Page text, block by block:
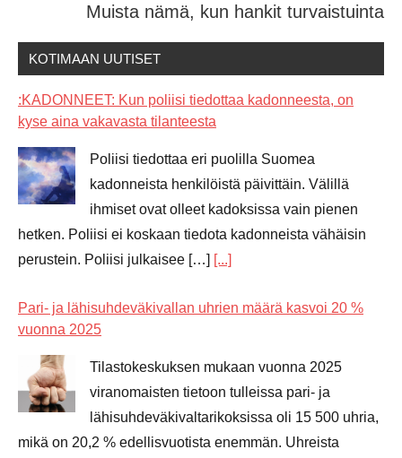
Muista nämä, kun hankit turvaistuinta
KOTIMAAN UUTISET
:KADONNEET: Kun poliisi tiedottaa kadonneesta, on
kyse aina vakavasta tilanteesta
Poliisi tiedottaa eri puolilla Suomea
kadonneista henkilöistä päivittäin. Välillä
ihmiset ovat olleet kadoksissa vain pienen
hetken. Poliisi ei koskaan tiedota kadonneista vähäisin
perustein. Poliisi julkaisee […] [...]
Pari- ja lähisuhdeväkivallan uhrien määrä kasvoi 20 %
vuonna 2025
Tilastokeskuksen mukaan vuonna 2025
viranomaisten tietoon tulleissa pari- ja
lähisuhdeväkivaltarikoksissa oli 15 500 uhria,
mikä on 20,2 % edellisvuotista enemmän. Uhreista